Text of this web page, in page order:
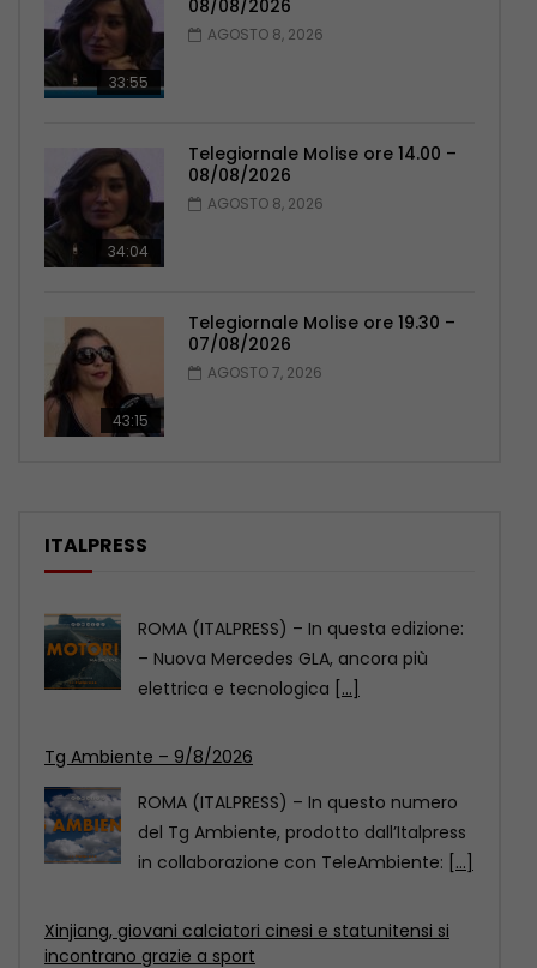
33:55
08/08/2026
AGOSTO 8, 2026
34:04
Telegiornale Molise ore 14.00 –
08/08/2026
AGOSTO 8, 2026
43:15
Telegiornale Molise ore 19.30 –
07/08/2026
AGOSTO 7, 2026
ITALPRESS
Tg Ambiente – 9/8/2026
ROMA (ITALPRESS) – In questo numero
del Tg Ambiente, prodotto dall’Italpress
Xinjiang, giovani calciatori cinesi e statunitensi si
incontrano grazie a sport
Uno scambio calcistico giovanile tra
settimana[...]